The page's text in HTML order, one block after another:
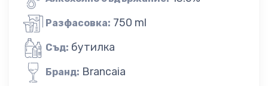
Разфасовка: 750 ml
Съд: бутилка
Бранд: Brancaia